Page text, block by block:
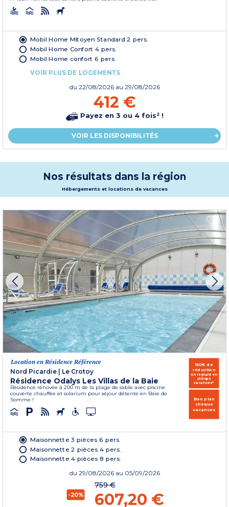
Mobil Home Mitoyen Standard 2 pers.
Mobil Home Confort 4 pers.
Mobil Home confort 6 pers
VOIR PLUS DE LOGEMENTS
du 22/08/2026 au 29/08/2026
412 €
Payez en 3 ou 4 fois² !
VOIR LES DISPONIBILITÉS
Nos résultats dans la région
Hébergements et locations de vacances
Location en Résidence Référence
Nord Picardie
Le Crotoy
Résidence Odalys Les Villas de la Baie
Résidence rénovée à 200 m de la plage de sable avec piscine
couverte chauffée et solarium pour séjour détente en Baie de
Somme !
150€ de
réduction
en réglant en
chèque
vacances*
Bon plan
chèque
vacances
Maisonnette 3 pièces 6 pers.
Maisonnette 2 pièces 4 pers.
Maisonnette 4 pièces 8 pers.
du 29/08/2026 au 05/09/2026
-20%
759 €
607,20 €